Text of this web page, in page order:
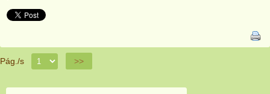
Pág./s >>